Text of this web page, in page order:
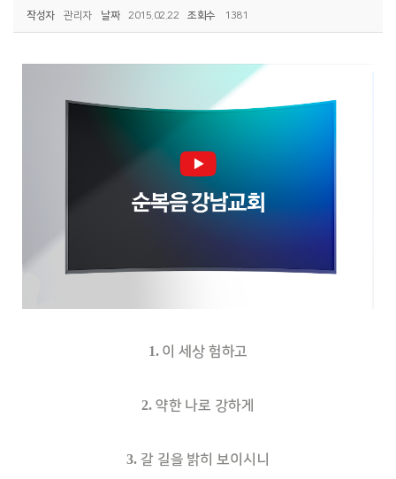
작성자 관리자 날짜 2015.02.22 조회수 1381
1. 이 세상 험하고
2. 약한 나로 강하게
3. 갈 길을 밝히 보이시니